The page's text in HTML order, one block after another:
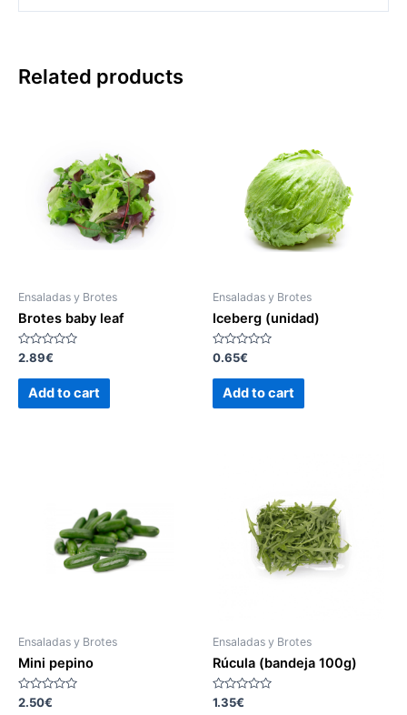
Related products
Ensaladas y Brotes
Brotes baby leaf
Rated
out
2.89€
Add to cart
Ensaladas y Brotes
Iceberg (unidad)
Rated
0
out
0.65€
Add to cart
Ensaladas y Brotes
Mini pepino
Rated
2.50€
Ensaladas y Brotes
Rúcula (bandeja 100g)
Rated
1.35€